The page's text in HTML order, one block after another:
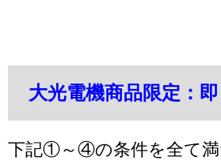
大光電機商品限定：
下記①～④の条件を全て満